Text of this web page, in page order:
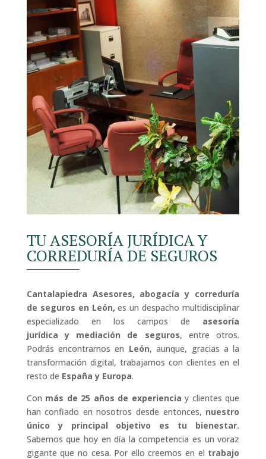
TU ASESORÍA JURÍDICA Y
CORREDURÍA DE SEGUROS
Cantalapiedra Asesores, abogacía y correduría
de seguros en León, es un despacho multidisciplinar
especializado en los campos de asesoría
jurídicay mediación de seguros, entre otros.
Podrás encontrarnos en León, aunque, gracias a la
transformación digital, trabajamos con clientes en el
resto de España y Europa.
Con más de 25 años de experiencia y clientes que
han confiado en nosotros desde entonces, nuestro
único y principal objetivo es tu bienestar.
Sabemos que hoy en día la competencia es un voraz
gigante que no cesa. Por ello creemos en el trabajo